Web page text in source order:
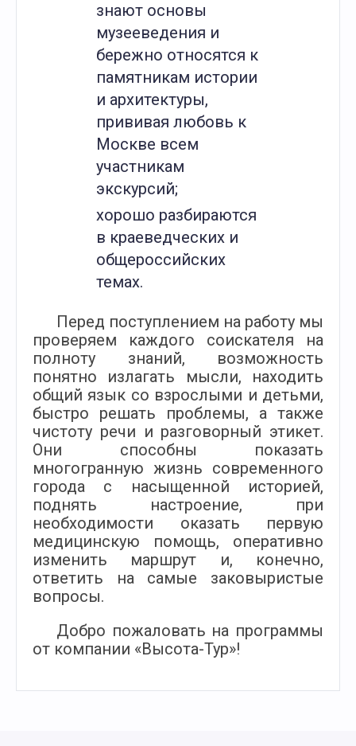
знают основы
музееведения и
бережно относятся к
памятникам истории
и архитектуры,
прививая любовь к
Москве всем
участникам
экскурсий;
хорошо разбираются
в краеведческих и
общероссийских
темах.
Перед поступлением на работу мы
проверяем каждого соискателя на
полноту знаний, возможность
понятно излагать мысли, находить
общий язык со взрослыми и детьми,
быстро решать проблемы, а также
чистоту речи и разговорный этикет.
Они способны показать
многогранную жизнь современного
города с насыщенной историей,
поднять настроение, при
необходимости оказать первую
медицинскую помощь, оперативно
изменить маршрут и, конечно,
ответить на самые заковыристые
вопросы.
Добро пожаловать на программы
от компании «Высота-Тур»!